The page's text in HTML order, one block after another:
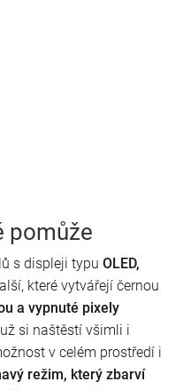
pomůže
s displeji typu OLED,
které vytvářejí černou
a vypnuté pixely
si naštěstí všimli i
v celém prostředí i
režim, který zbarví